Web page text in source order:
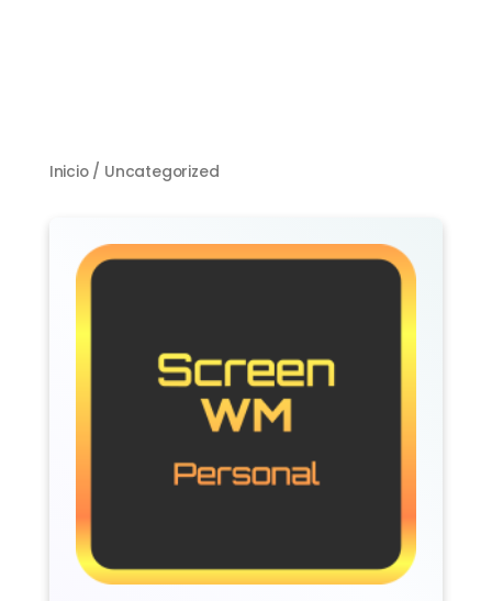
Inicio/ Uncategorized